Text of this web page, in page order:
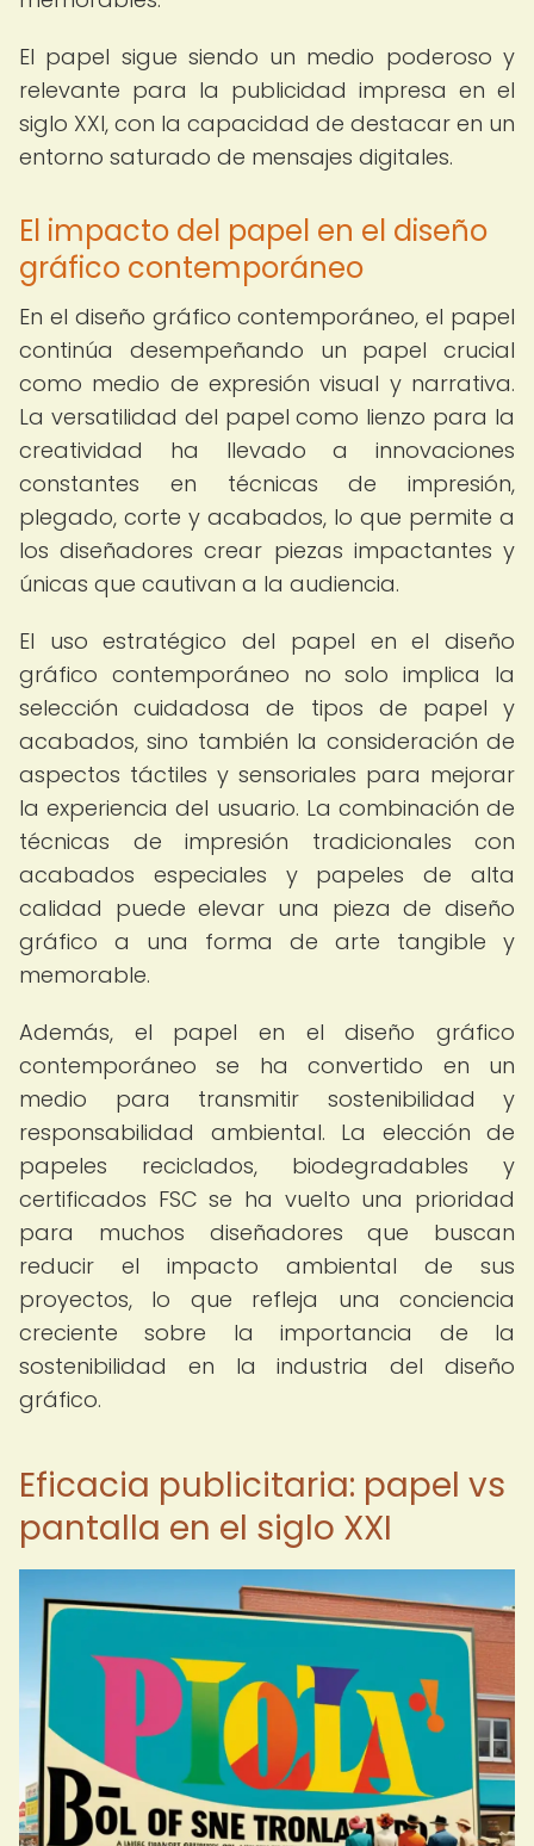
El papel sigue siendo un medio poderoso y
relevante para la publicidad impresa en el
siglo XXI, con la capacidad de destacar en un
entorno saturado de mensajes digitales.
El impacto del papel en el diseño
gráfico contemporáneo
En el diseño gráfico contemporáneo, el papel
continúa desempeñando un papel crucial
como medio de expresión visual y narrativa.
La versatilidad del papel como lienzo para la
creatividad ha llevado a innovaciones
constantes en técnicas de impresión,
plegado, corte y acabados, lo que permite a
los diseñadores crear piezas impactantes y
únicas que cautivan a la audiencia.
El uso estratégico del papel en el diseño
gráfico contemporáneo no solo implica la
selección cuidadosa de tipos de papel y
acabados, sino también la consideración de
aspectos táctiles y sensoriales para mejorar
la experiencia del usuario. La combinación de
técnicas de impresión tradicionales con
acabados especiales y papeles de alta
calidad puede elevar una pieza de diseño
gráfico a una forma de arte tangible y
memorable.
Además, el papel en el diseño gráfico
contemporáneo se ha convertido en un
medio para transmitir sostenibilidad y
responsabilidad ambiental. La elección de
papeles reciclados, biodegradables y
certificados FSC se ha vuelto una prioridad
para muchos diseñadores que buscan
reducir el impacto ambiental de sus
proyectos, lo que refleja una conciencia
creciente sobre la importancia de la
sostenibilidad en la industria del diseño
gráfico.
Eficacia publicitaria: papel vs
pantalla en el siglo XXI